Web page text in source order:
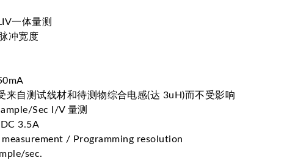
一体量测
冲宽度
来自测试线材和待测物综合电感(达 3uH)而不受影响
Sec I/V 量测
3.5A
/ Programming resolution
sec.